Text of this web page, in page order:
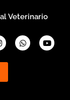
Veterinario
Whatsapp